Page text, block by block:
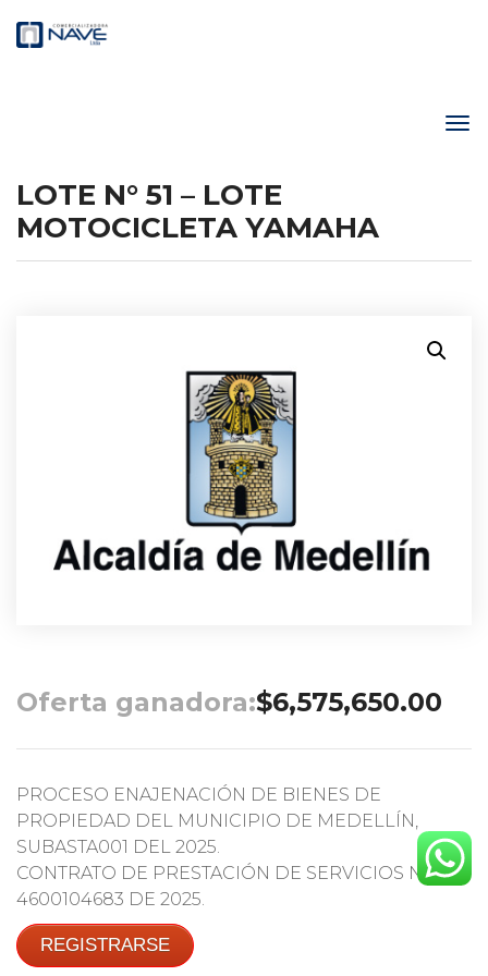
LOTE N° 51 – LOTE
MOTOCICLETA YAMAHA
Oferta ganadora:$6,575,650.00
PROCESO ENAJENACIÓN DE BIENES DE
PROPIEDAD DEL MUNICIPIO DE MEDELLÍN,
SUBASTA001 DEL 2025.
CONTRATO DE PRESTACIÓN DE SERVICIOS No.
4600104683 DE 2025.
REGISTRARSE